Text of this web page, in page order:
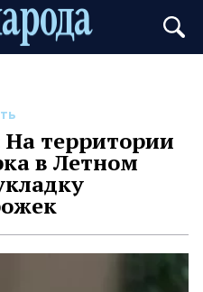
территории
в Летном